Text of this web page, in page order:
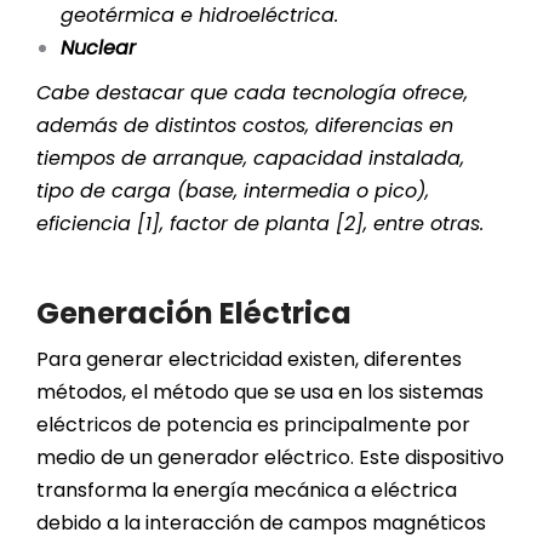
geotérmica e hidroeléctrica.
Nuclear
Cabe destacar que cada tecnología ofrece,
además de distintos costos, diferencias en
tiempos de arranque, capacidad instalada,
tipo de carga (base, intermedia o pico),
eficiencia [1], factor de planta [2], entre otras.
Generación Eléctrica
Para generar electricidad existen, diferentes
métodos, el método que se usa en los sistemas
eléctricos de potencia es principalmente por
medio de un generador eléctrico. Este dispositivo
transforma la energía mecánica a eléctrica
debido a la interacción de campos magnéticos